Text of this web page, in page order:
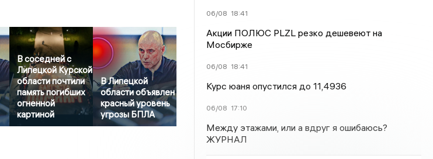
В соседней с
Липецкой Курской
области почтили
память погибших
огненной
картиной
В Липецкой
области объявлен
красный уровень
угрозы БПЛА
06/08 18:41
Акции ПОЛЮС PLZL резко дешевеют на
Мосбирже
06/08 18:41
Курс юаня опустился до 11,4936
06/08 17:10
Между этажами, или а вдруг я ошибаюсь?
ЖУРНАЛ